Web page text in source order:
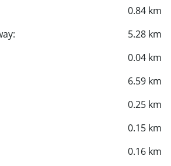
0.84 km
5.28 km
0.04 km
6.59 km
0.25 km
0.15 km
0.16 km